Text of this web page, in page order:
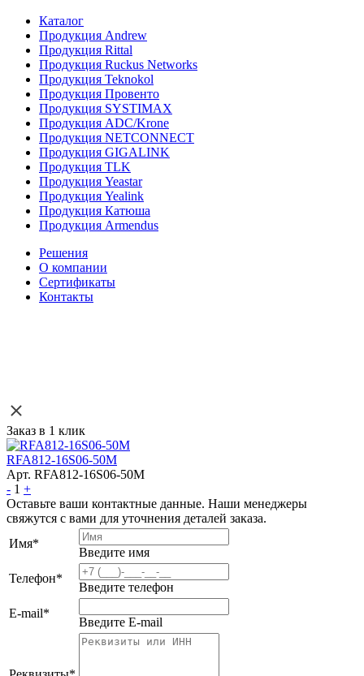
Каталог
Продукция Andrew
Продукция Rittal
Продукция Ruckus Networks
Продукция Teknokol
Продукция Провенто
Продукция SYSTIMAX
Продукция ADC/Krone
Продукция NETCONNECT
Продукция GIGALINK
Продукция TLK
Продукция Yeastar
Продукция Yealink
Продукция Катюша
Продукция Armendus
Решения
О компании
Сертификаты
Контакты
Заказ в 1 клик
RFA812-16S06-50M
Арт. RFA812-16S06-50M
- 1 +
Оставьте ваши контактные данные. Наши менеджеры
свяжутся с вами для уточнения деталей заказа.
Имя*
Введите имя
Телефон*
Введите телефон
E-mail*
Введите E-mail